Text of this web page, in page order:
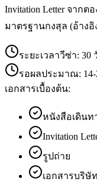
Invitation Letter จาก
มาตรฐานกงสุล (อ้างอิง
ระยะเวลาวีซ่า: 30
รอผลประมาณ:
เอกสารเบื้องต้น:
หนังสือเดินท
Invitation
รูปถ่าย
เอกสารบริษั